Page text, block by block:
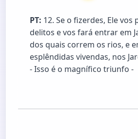
PT: 12. Se o fizerdes, Ele vos
delitos e vos fará entrar em
dos quais correm os rios, e
esplêndidas vivendas, nos
- Isso é o magnífico triunfo -